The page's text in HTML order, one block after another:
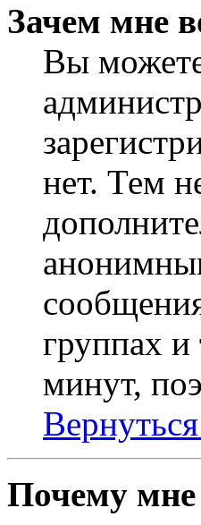
Зачем мне
Вы можете
нет. Тем
группах и
минут,
Почему мне